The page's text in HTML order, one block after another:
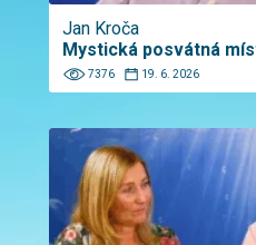
Jan Kroča
Mystická posvátná
7376 19. 6. 2026